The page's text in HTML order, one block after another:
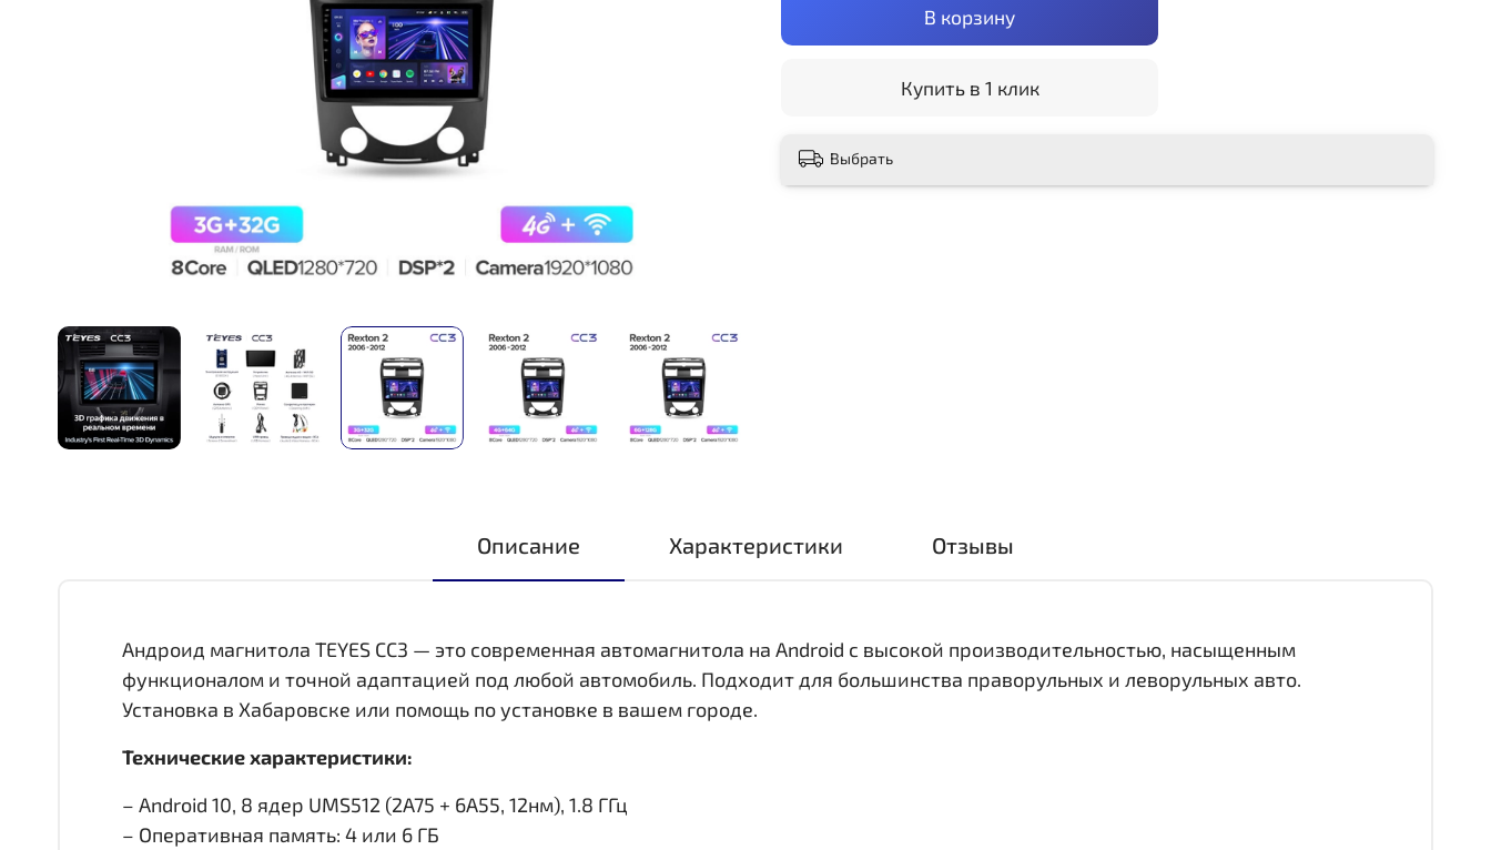
В корзину
Купить в 1 клик
Выбрать
Описание Характеристики Отзывы
Андроид магнитола TEYES CC3 — это современная автомагнитола на Android с высокой производительностью, насыщенным
функционалом и точной адаптацией под любой автомобиль. Подходит для большинства праворульных и леворульных авто.
Установка в Хабаровске или помощь по установке в вашем городе.
Технические характеристики:
– Android 10, 8 ядер UMS512 (2A75 + 6A55, 12нм), 1.8 ГГц
– Оперативная память: 4 или 6 ГБ